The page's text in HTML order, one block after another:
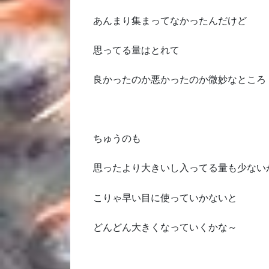
あんまり集まってなかったんだけど
思ってる量はとれて
良かったのか悪かったのか微妙なところ
ちゅうのも
思ったより大きいし入ってる量も少ない
こりゃ早い目に使っていかないと
どんどん大きくなっていくかな～